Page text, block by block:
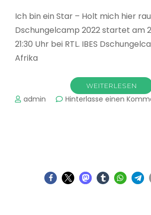
Ich bin ein Star – Holt mich hier
Dschungelcamp 2022 startet am
21:30 Uhr bei RTL. IBES
Afrika
WEITERLESEN
admin Hinterlasse einen